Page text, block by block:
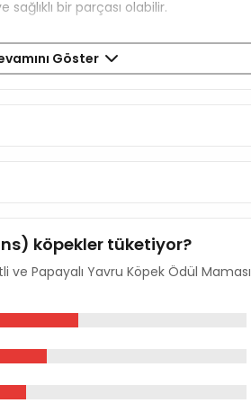
bir parçası olabilir.
Göster
köpekler tüketiyor?
ve Papayalı Yavru Köpek Ödül Maması